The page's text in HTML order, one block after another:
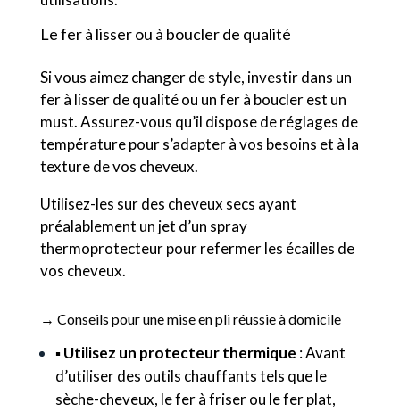
Le fer à lisser ou à boucler de qualité
Si vous aimez changer de style, investir dans un
fer à lisser de qualité ou un fer à boucler est un
must. Assurez-vous qu’il dispose de réglages de
température pour s’adapter à vos besoins et à la
texture de vos cheveux.
Utilisez-les sur des cheveux secs ayant
préalablement un jet d’un spray
thermoprotecteur pour refermer les écailles de
vos cheveux.
→ Conseils pour une mise en pli réussie à domicile
▪️Utilisez un protecteur thermique : Avant
d’utiliser des outils chauffants tels que le
sèche-cheveux, le fer à friser ou le fer plat,